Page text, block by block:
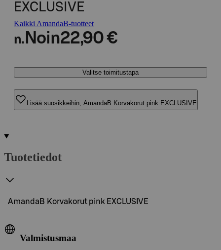
EXCLUSIVE
Kaikki AmandaB-tuotteet
n. Noin22,90 €
Valitse toimitustapa
Lisää suosikkeihin, AmandaB Korvakorut pink EXCLUSIVE
Tuotetiedot
AmandaB Korvakorut pink EXCLUSIVE
Valmistusmaa